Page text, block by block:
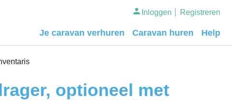
Inloggen Registreren
Je caravan verhuren Caravan huren Help
optioneel met